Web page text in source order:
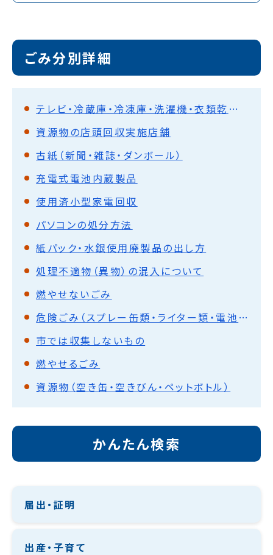
ごみ分別詳細
テレビ・冷蔵庫・冷凍庫・洗濯機・衣類乾燥機・エアコン（家電リサイクル法対象品）の処分方法
資源物の店頭回収実施店舗
古紙（新聞・雑誌・ダンボール）
充電式電池内蔵製品
使用済小型家電回収
パソコンの処分方法
紙パック・水銀使用廃製品の出し方
処理不適物（異物）の混入について
燃やせないごみ
危険ごみ（スプレー缶類・ライター類・電池類）
市では収集しないもの
燃やせるごみ
資源物（空き缶・空きびん・ペットボトル）
かんたん検索
届出・証明
出産・子育て